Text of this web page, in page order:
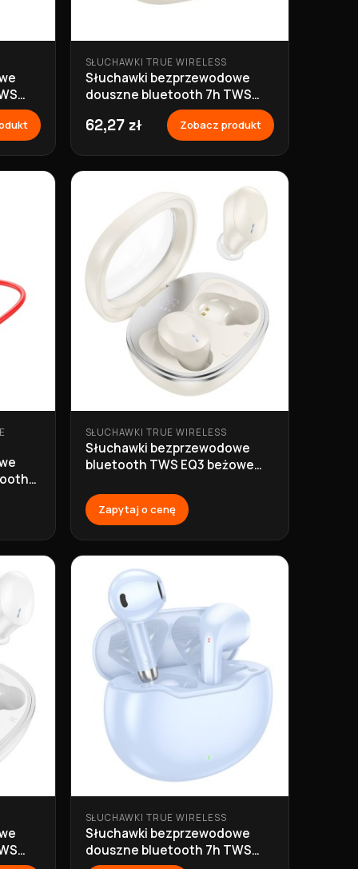
SŁUCHAWKI TRUE WIRELESS
Słuchawki bezprzewodowe
douszne bluetooth 7h TWS
EQ24 złote Hoco
62,27 zł Zobacz produkt
SŁUCHAWKI TRUE WIRELESS
Słuchawki bezprzewodowe
bluetooth TWS EQ3 beżowe
Zapytaj o cenę
SŁUCHAWKI TRUE WIRELESS
Słuchawki bezprzewodowe
douszne bluetooth 7h TWS